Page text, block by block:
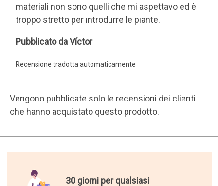
materiali non sono quelli che mi aspettavo ed è
troppo stretto per introdurre le piante.
Víctor
Pubblicato da Víctor
Recensione tradotta automaticamente
Vengono pubblicate solo le recensioni dei clienti
che hanno acquistato questo prodotto.
30 giorni per qualsiasi